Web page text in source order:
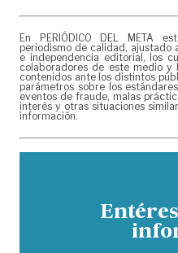
En PERIÓDICO DEL META
periodismo de calidad, ajustado
e independencia editorial, los
colaboradores de este medio
contenidos ante los distintos
parámetros sobre los
eventos de fraude, malas
interés y otras situaciones
información.